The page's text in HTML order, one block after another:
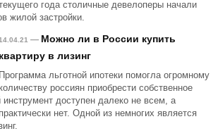
года столичные девелоперы начали
жилой застройки.
— Можно ли в России купить
квартиру в лизинг
Программа льготной ипотеки помогла огромному
количеству россиян приобрести собственное
доступен далеко не всем, а
нет. Одной из немногих является